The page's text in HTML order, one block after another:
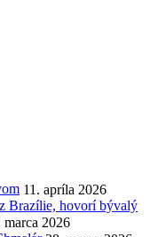
11. apríla 2026
Brazílie, hovorí bývalý
marca 2026